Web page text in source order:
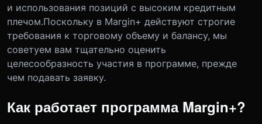
и использования позиций с высоким кредитным
плечом.Поскольку в Margin+ действуют строгие
требования к торговому объему и балансу, мы
советуем вам тщательно оценить
целесообразность участия в программе, прежде
чем подавать заявку.
Как работает программа Margin+?